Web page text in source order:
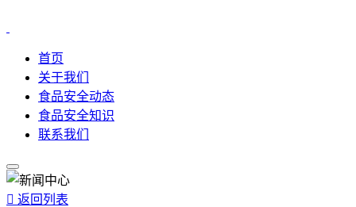
首页
关于我们
食品安全动态
食品安全知识
联系我们
 返回列表